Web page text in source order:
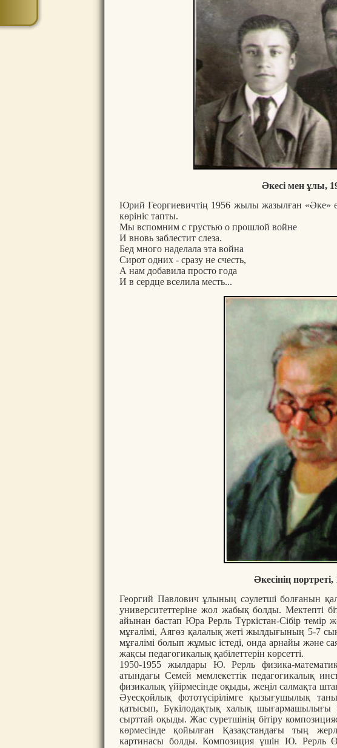
Әкесі мен ұлы,
Юрий Георгиевичтің 1956 жылы жазылған «Әке»
көрініс тапты.
Мы вспомним с грустью о прошлой войне
И вновь заблестит слеза.
Бед много наделала эта война
Сирот одних - сразу не счесть,
А нам добавила просто года
И в сердце вселила месть...
Әкесінің
Георгий Павлович ұлының сәулетші болғанын
университеттеріне жол жабық болды. Мектепті
айынан бастап Юра Рерль Түркістан-Сібір
мұғалімі, Аягөз қалалық жеті жылдығының 5-7
мұғалімі болып жұмыс істеді, онда арнайы және
жақсы педагогикалық қабілеттерін көрсетті.
1950-1955 жылдары Ю. Рерль физика-
атындағы Семей мемлекеттік педагогикалық
физикалық үйірмесінде оқыды, жеңіл салмақта
Әуесқойлық фототүсірілімге қызығушылық
қатысып, Бүкілодақтық халық шығармашылығы
сырттай оқыды. Жас суретшінің бітіру
көрмесінде қойылған Қазақстандағы тың
картинасы болды. Композиция үшін Ю. Рерль